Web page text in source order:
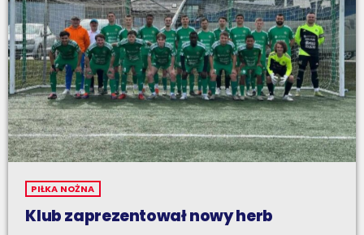
PIŁKA NOŻNA
Klub zaprezentował nowy herb